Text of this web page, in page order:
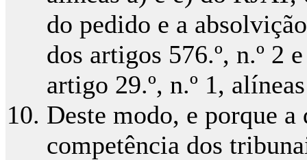
do pedido e a
dos artigos 576.º, n.º 2
artigo 29.º, n.º 1,
Deste modo, e porque a
competência dos